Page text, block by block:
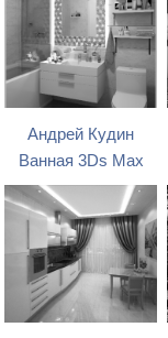
Андрей Кудин
Ванная 3Ds Max